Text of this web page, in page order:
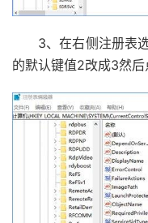
3、在右侧注册表选
的默认键值2改成3然后